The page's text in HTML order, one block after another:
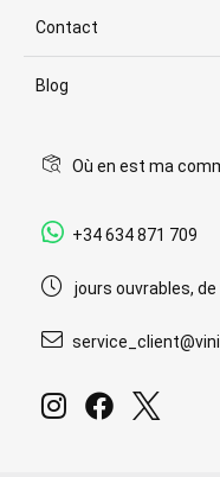
Contact
Blog
Où en est ma
+34 634 871 709
jours ouvrables, de